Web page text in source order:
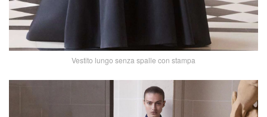
Vestito lungo senza spalle con stampa